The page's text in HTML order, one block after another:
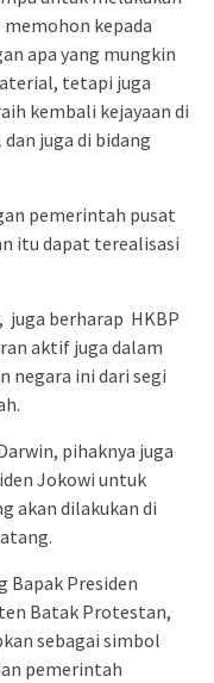
kepada
apa yang mungkin
tetapi juga
kembali kejayaan di
juga di bidang
pemerintah pusat
itu dapat terealisasi
juga berharap HKBP
aktif juga dalam
negara ini dari segi
pihaknya juga
Jokowi untuk
akan dilakukan di
Bapak Presiden
Batak Protestan,
sebagai simbol
pemerintah